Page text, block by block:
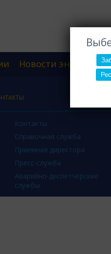
Новости энергетики
Контакты
Справочная служба
Приемная директора
Пресс-служба
Аварийно-диспетчерские
службы